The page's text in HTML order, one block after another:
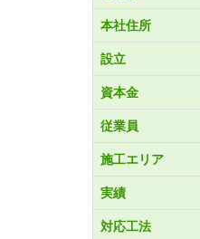
本社住所
設立
資本金
従業員
施工エリア
実績
対応工法